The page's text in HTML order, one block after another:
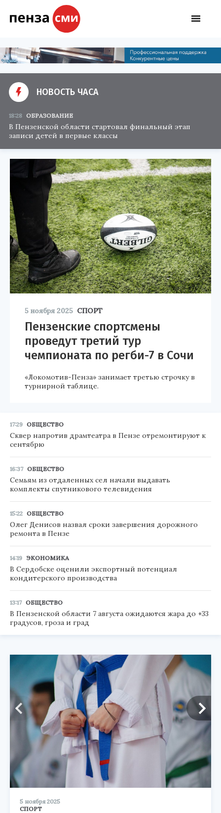
НОВОСТЬ ЧАСА
18:28 ОБРАЗОВАНИЕ
В Пензенской области стартовал финальный этап
записи детей в первые классы
5 ноября 2025 СПОРТ
Пензенские спортсмены
проведут третий тур
чемпионата по регби-7 в Сочи
«Локомотив-Пенза» занимает третью строчку в
турнирной таблице.
17:29 ОБЩЕСТВО
Сквер напротив драмтеатра в Пензе отремонтируют к
сентябрю
16:37 ОБЩЕСТВО
Семьям из отдаленных сел начали выдавать
комплекты спутникового телевидения
15:22 ОБЩЕСТВО
Олег Денисов назвал сроки завершения дорожного
ремонта в Пензе
14:19 ЭКОНОМИКА
В Сердобске оценили экспортный потенциал
кондитерского производства
13:17 ОБЩЕСТВО
В Пензенской области 7 августа ожидаются жара до +33
градусов, гроза и град
5 ноября 2025
СПОРТ